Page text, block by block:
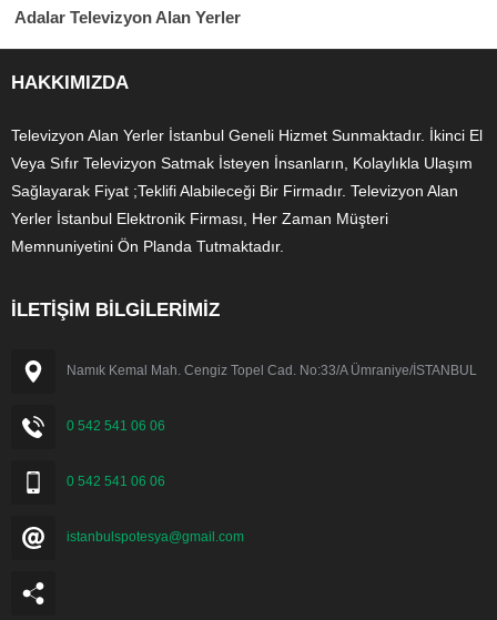
Adalar Televizyon Alan Yerler
HAKKIMIZDA
Televizyon Alan Yerler İstanbul Geneli Hizmet Sunmaktadır. İkinci El
Veya Sıfır Televizyon Satmak İsteyen İnsanların, Kolaylıkla Ulaşım
Sağlayarak Fiyat ;Teklifi Alabileceği Bir Firmadır. Televizyon Alan
Yerler İstanbul Elektronik Firması, Her Zaman Müşteri
Memnuniyetini Ön Planda Tutmaktadır.
İLETİŞİM BİLGİLERİMİZ
Namık Kemal Mah. Cengiz Topel Cad. No:33/A Ümraniye/İSTANBUL
0 542 541 06 06
0 542 541 06 06
istanbulspotesya@gmail.com